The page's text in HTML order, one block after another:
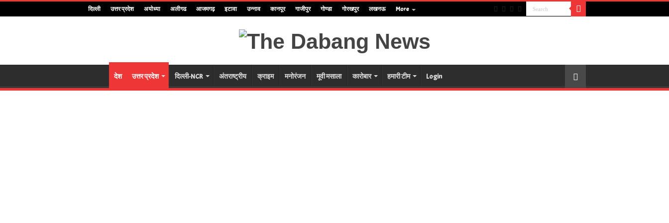
दिल्ली उत्तर प्रदेश अयोध्या अलीगढ आजमगढ़ इटावा उन्नाव कानपूर गाजीपुर गोण्डा गोरखपुर लखनऊ More
देश उत्तर प्रदेश दिल्ली-NCR अंतराष्ट्रीय क्राइम मनोरंजन मूवी मसाला कारोबार हमारी टीम Login